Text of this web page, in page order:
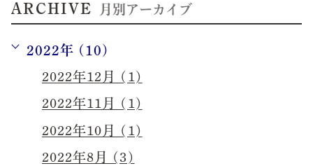
ARCHIVE 月別アーカイブ
2022年 (10)
2022年12月 (1)
2022年11月 (1)
2022年10月 (1)
2022年8月 (3)